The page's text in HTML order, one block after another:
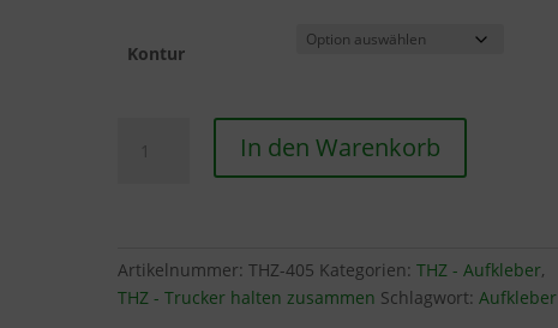
Kontur
farbig
THZ
In den Warenkorb
Artikelnummer:THZ-405 Kategorien:THZ - Aufkleber,
THZ - Trucker halten zusammen Schlagwort:Aufkleber